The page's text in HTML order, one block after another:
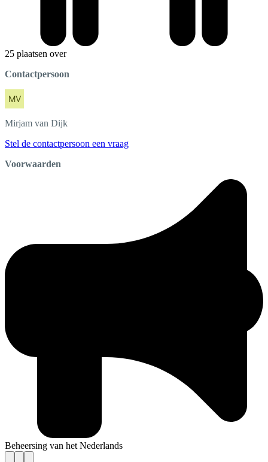
25 plaatsen over
Contactpersoon
Mirjam van Dijk
Stel de contactpersoon een vraag
Voorwaarden
Beheersing van het Nederlands